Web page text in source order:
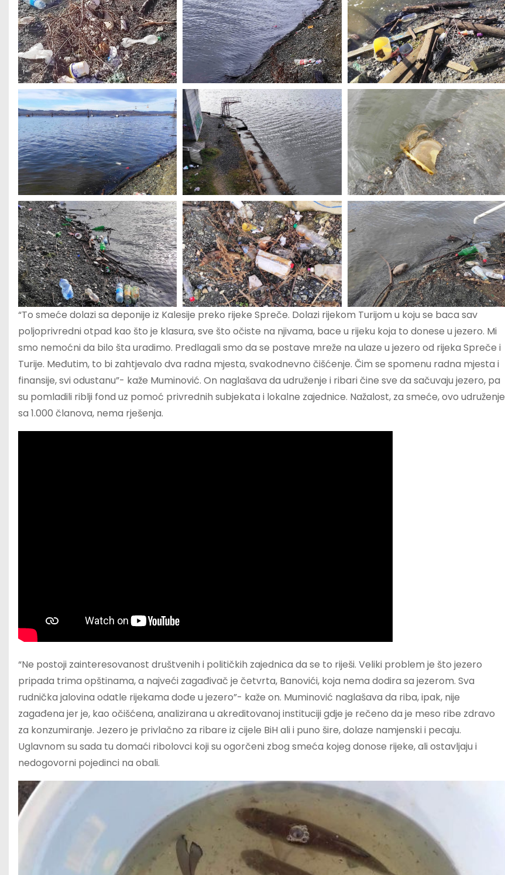
“To smeće dolazi sa deponije iz Kalesije preko rijeke Spreče. Dolazi rijekom Turijom u koju se baca sav
poljoprivredni otpad kao što je klasura, sve što očiste na njivama, bace u rijeku koja to donese u jezero. Mi
smo nemoćni da bilo šta uradimo. Predlagali smo da se postave mreže na ulaze u jezero od rijeka Spreče i
Turije. Međutim, to bi zahtjevalo dva radna mjesta, svakodnevno čišćenje. Čim se spomenu radna mjesta i
finansije, svi odustanu”- kaže Muminović. On naglašava da udruženje i ribari čine sve da sačuvaju jezero, pa
su pomladili riblji fond uz pomoć privrednih subjekata i lokalne zajednice. Nažalost, za smeće, ovo udruženje
sa 1.000 članova, nema rješenja.
“Ne postoji zainteresovanost društvenih i političkih zajednica da se to riješi. Veliki problem je što jezero
pripada trima opštinama, a najveći zagađivač je četvrta, Banovići, koja nema dodira sa jezerom. Sva
rudnička jalovina odatle rijekama dođe u jezero”- kaže on. Muminović naglašava da riba, ipak, nije
zagađena jer je, kao očišćena, analizirana u akreditovanoj instituciji gdje je rečeno da je meso ribe zdravo
za konzumiranje. Jezero je privlačno za ribare iz cijele BiH ali i puno šire, dolaze namjenski i pecaju.
Uglavnom su sada tu domaći ribolovci koji su ogorčeni zbog smeća kojeg donose rijeke, ali ostavljaju i
nedogovorni pojedinci na obali.